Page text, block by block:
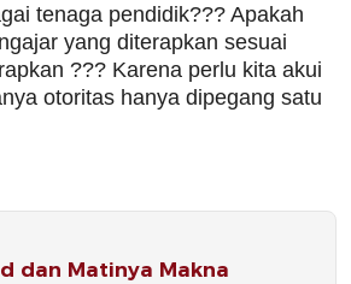
tenaga pendidik??? Apakah
yang diterapkan sesuai
??? Karena perlu kita akui
otoritas hanya dipegang satu
dan Matinya Makna